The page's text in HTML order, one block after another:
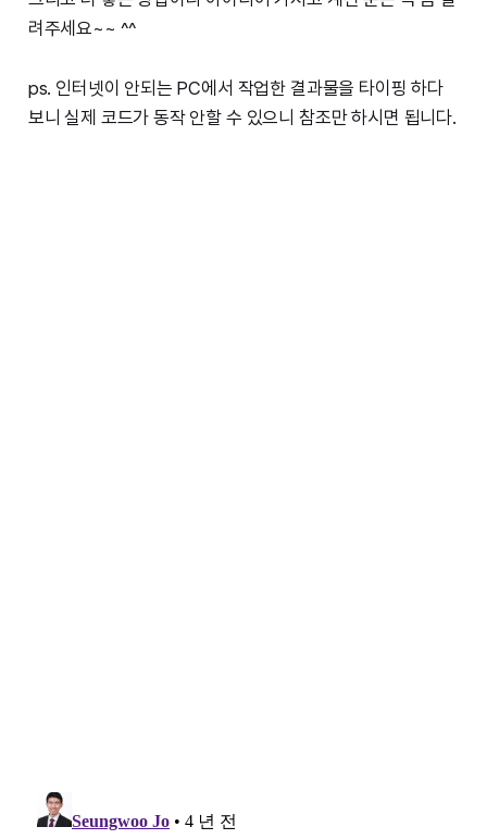
려주세요~~ ^^
ps. 인터넷이 안되는 PC에서 작업한 결과물을 타이핑 하다
보니 실제 코드가 동작 안할 수 있으니 참조만 하시면 됩니다.